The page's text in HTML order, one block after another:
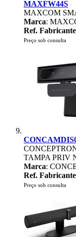
MAXFW44S
MAXCOM
Marca:
Ref. Fabricante
Preço sob consulta
TAMPA PRIV
Marca:
Ref. Fabricante
Preço sob consulta